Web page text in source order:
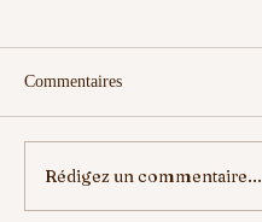
ELLE VA NOUS
Commentaires
Rédigez un commentaire...